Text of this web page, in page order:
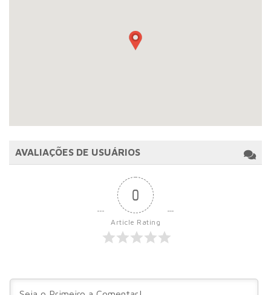
AVALIAÇÕES DE USUÁRIOS
0
Article Rating